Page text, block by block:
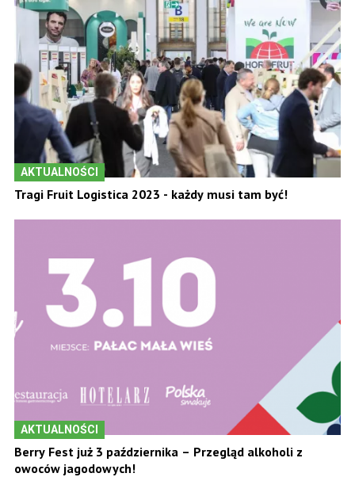
AKTUALNOŚCI
Tragi Fruit Logistica 2023 - każdy musi tam być!
AKTUALNOŚCI
Berry Fest już 3 października – Przegląd alkoholi z
owoców jagodowych!